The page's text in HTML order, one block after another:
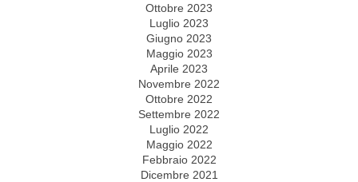
Ottobre 2023
Luglio 2023
Giugno 2023
Maggio 2023
Aprile 2023
Novembre 2022
Ottobre 2022
Settembre 2022
Luglio 2022
Maggio 2022
Febbraio 2022
Dicembre 2021